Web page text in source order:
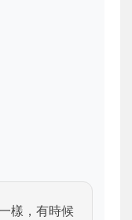
樣，有時候